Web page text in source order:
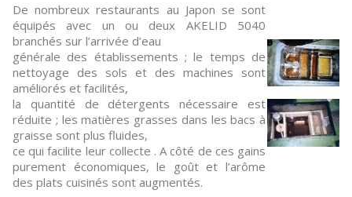
De nombreux restaurants au Japon se sont
équipés avec un ou deux AKELID 5040
branchés sur l’arrivée d’eau
générale des établissements ; le temps de
nettoyage des sols et des machines sont
améliorés et facilités,
la quantité de détergents nécessaire est
réduite ; les matières grasses dans les bacs à
graisse sont plus fluides,
ce qui facilite leur collecte . A côté de ces gains
purement économiques, le goût et l’arôme
des plats cuisinés sont augmentés.